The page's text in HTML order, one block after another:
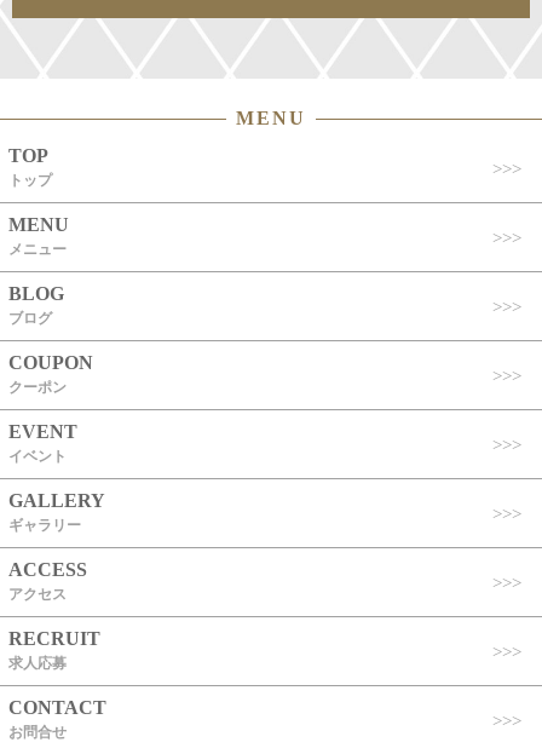
MENU
TOP
トップ
MENU
メニュー
BLOG
ブログ
COUPON
クーポン
EVENT
イベント
GALLERY
ギャラリー
ACCESS
アクセス
RECRUIT
求人応募
CONTACT
お問合せ